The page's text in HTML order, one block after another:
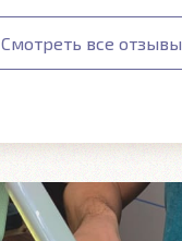
Смотреть все отзывы